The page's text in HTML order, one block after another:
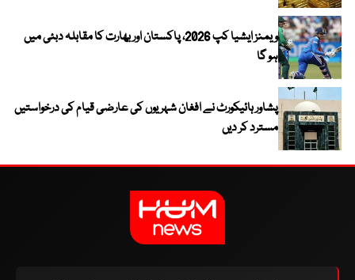
ویمنز ایشیا کپ 2026، پاکستان اور بھارت کا مقابلہ دبئی میں
ہو گا
پشاور ہائیکورٹ نے افغان شہریوں کی عارضی قیام کی درخواستیں
مسترد کر دیں